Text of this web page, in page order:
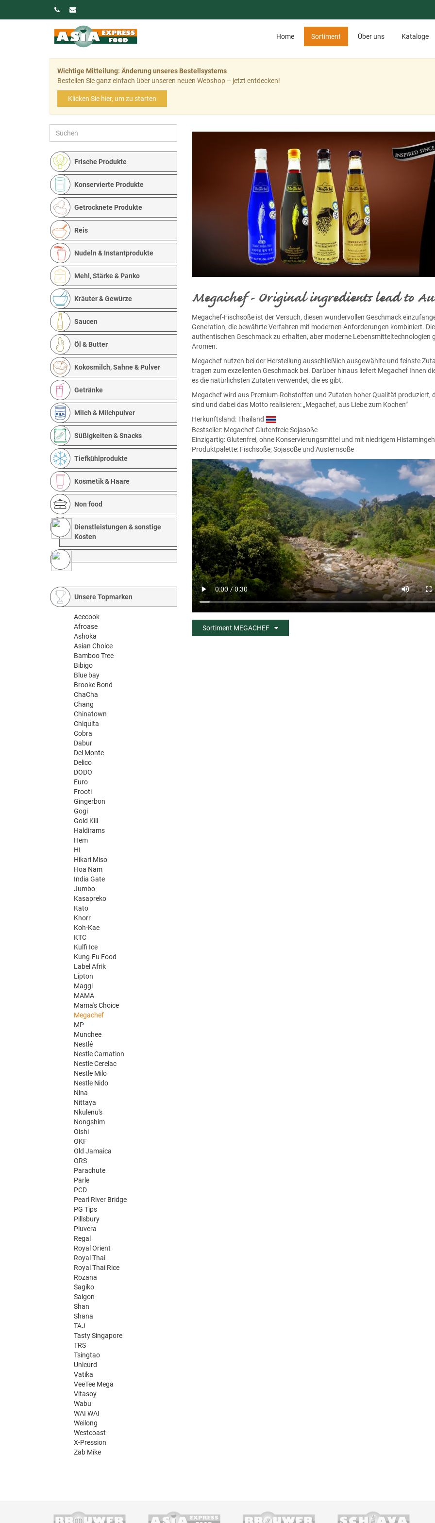
Home Sortiment Über uns Kataloge
Wichtige Mitteilung: Änderung unseres Bestellsystems
Bestellen Sie ganz einfach über unseren neuen Webshop – jetzt entdecken!
Klicken Sie hier, um zu starten
Frische Produkte
Konservierte Produkte
Getrocknete Produkte
Reis
Nudeln & Instantprodukte
Mehl, Stärke & Panko
Kräuter & Gewürze
Saucen
Öl & Butter
Kokosmilch, Sahne & Pulver
Getränke
Milch & Milchpulver
Süßigkeiten & Snacks
Tiefkühlprodukte
Kosmetik & Haare
Non food
Dienstleistungen & sonstige
Kosten
Unsere Topmarken
Acecook
Afroase
Ashoka
Asian Choice
Bamboo Tree
Bibigo
Blue bay
Brooke Bond
ChaCha
Chang
Chinatown
Chiquita
Cobra
Dabur
Del Monte
Delico
DODO
Euro
Frooti
Gingerbon
Gogi
Gold Kili
Haldirams
Hem
HI
Hikari Miso
Hoa Nam
India Gate
Jumbo
Kasapreko
Kato
Knorr
Koh-Kae
KTC
Kulfi Ice
Kung-Fu Food
Label Afrik
Lipton
Maggi
MAMA
Mama's Choice
Megachef
MP
Munchee
Nestlé
Nestle Carnation
Nestle Cerelac
Nestle Milo
Nestle Nido
Nina
Nittaya
Nkulenu's
Nongshim
Oishi
OKF
Old Jamaica
ORS
Parachute
Parle
PCD
Pearl River Bridge
PG Tips
Pillsbury
Pluvera
Regal
Royal Orient
Royal Thai
Royal Thai Rice
Rozana
Sagiko
Saigon
Shan
Shana
TAJ
Tasty Singapore
TRS
Tsingtao
Unicurd
Vatika
VeeTee Mega
Vitasoy
Wabu
WAI WAI
Weilong
Westcoast
X-Pression
Zab Mike
Megachef - Original ingredients lead to
Megachef-Fischsoße ist der Versuch, diesen wundervollen Geschmack
Generation, die bewährte Verfahren mit modernen Anforderungen kombiniert.
authentischen Geschmack zu erhalten, aber moderne Lebensmitteltechnologien
Aromen.
Megachef nutzen bei der Herstellung ausschließlich ausgewählte und feinste
tragen zum exzellenten Geschmack bei. Darüber hinaus liefert Megachef Ihnen
es die natürlichsten Zutaten verwendet, die es gibt.
Megachef wird aus Premium-Rohstoffen und Zutaten hoher Qualität produziert,
sind und dabei das Motto realisieren: „Megachef, aus Liebe zum Kochen”
Herkunftsland: Thailand
Bestseller: Megachef Glutenfreie Sojasoße
Einzigartig: Glutenfrei, ohne Konservierungsmittel und mit niedrigem
Produktpalette: Fischsoße, Sojasoße und Austernsoße
Sortiment MEGACHEF